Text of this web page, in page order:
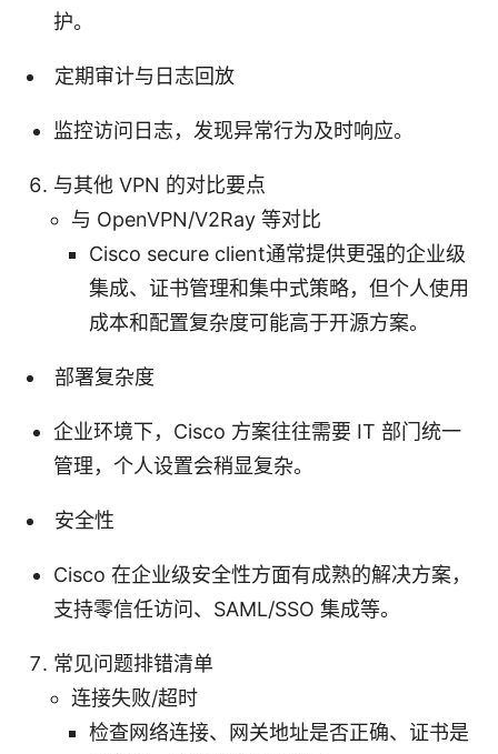
护。
定期审计与日志回放
监控访问日志，发现异常行为及时响应。
与其他 VPN 的对比要点
与 OpenVPN/V2Ray 等对比
Cisco secure client通常提供更强的企业级
集成、证书管理和集中式策略，但个人使用
成本和配置复杂度可能高于开源方案。
部署复杂度
企业环境下，Cisco 方案往往需要 IT 部门统一
管理，个人设置会稍显复杂。
安全性
Cisco 在企业级安全性方面有成熟的解决方案，
支持零信任访问、SAML/SSO 集成等。
常见问题排错清单
连接失败/超时
检查网络连接、网关地址是否正确、证书是